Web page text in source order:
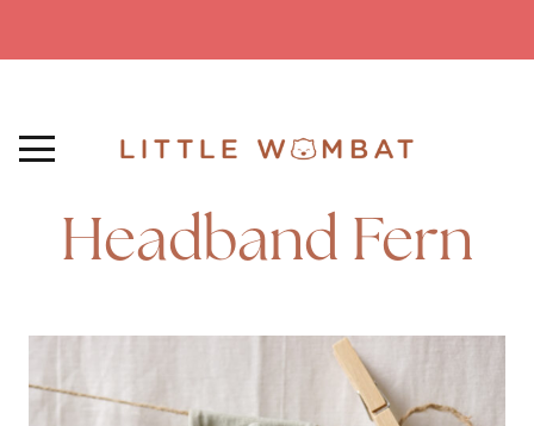
Headband Fern